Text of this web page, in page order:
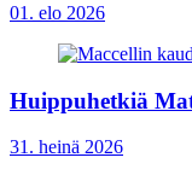
01. elo 2026
Huippuhetkiä
31. heinä 2026